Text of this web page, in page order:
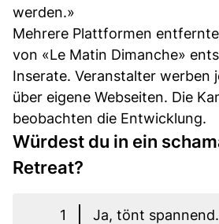
werden.»
Mehrere Plattformen
von «Le Matin Dimanche»
Inserate. Veranstalter werben
über eigene Webseiten. Die
beobachten die Entwicklung.
Würdest du in ein
Retreat?
1 Ja, tönt spannend.